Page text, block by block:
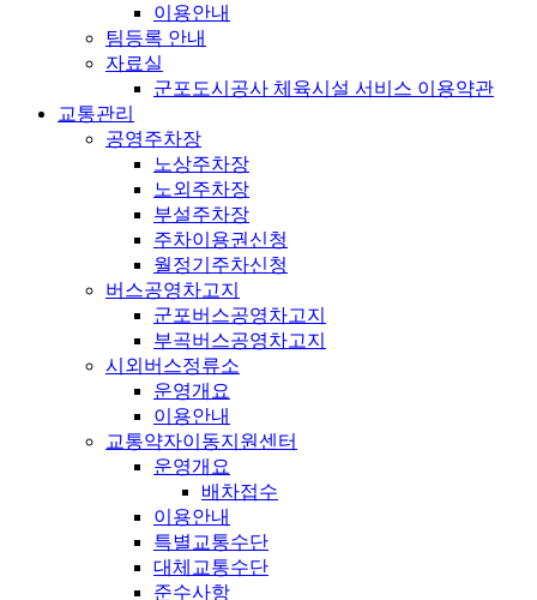
이용안내
팀등록 안내
자료실
군포도시공사 체육시설 서비스 이용약관
교통관리
공영주차장
노상주차장
노외주차장
부설주차장
주차이용권신청
월정기주차신청
버스공영차고지
군포버스공영차고지
부곡버스공영차고지
시외버스정류소
운영개요
이용안내
교통약자이동지원센터
운영개요
배차접수
이용안내
특별교통수단
대체교통수단
준수사항